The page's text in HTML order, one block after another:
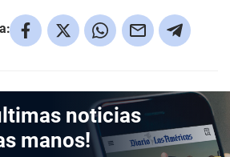
noticias
manos!